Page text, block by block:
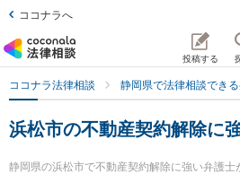
ココナラへ
投稿する
ココナラ法律相談 静岡県で法律相談でき
浜松市の不動産契約解除に
静岡県の浜松市で不動産契約解除に強い弁護